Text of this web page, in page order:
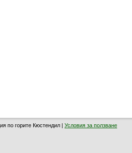
нов прозорец)
нов прозорец)
нов прозорец)
по горите Кюстендил | Условия за ползване